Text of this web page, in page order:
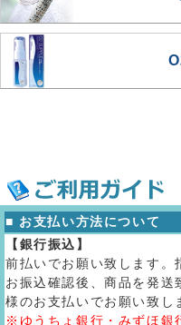
■ お支払い方法について
【銀行振込】
前払いでお願い致します。
お振込確認後、商品を発送
様のお支払いでお願い致し
※ゆうちょ銀行・みずほ銀